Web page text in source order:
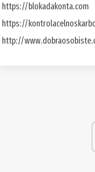
https://blokadakonta.com
https://
http://